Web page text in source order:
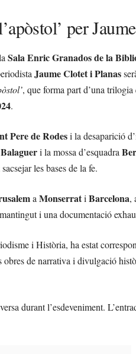
per
Sala Enric Granados de la
Jaume Clotet i Planas
, que forma part d’una
.
Pere de Rodesi la desaparició
i la mossa d’esquadra
les bases de la fe.
a Monserrati Barcelona,
i una documentació
i Història, ha estat
de narrativa i divulgació
durant l’esdeveniment.